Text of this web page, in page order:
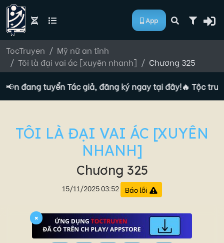
App
TocTruyen
Mỹ nữ an tĩnh
Tôi là đại vai ác [xuyên nhanh]
Chương 325
📢 đang tuyển Tác giả, đăng ký ngay tại đây!🔥 Tộc
TÔI LÀ ĐẠI VAI ÁC [XUYÊN
NHANH]
Chương 325
15/11/2025 03:52 Báo lỗi
×